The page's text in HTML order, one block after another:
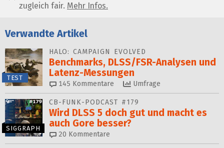
zugleich fair. Mehr Infos.
Verwandte Artikel
TEST
HALO: CAMPAIGN EVOLVED
Benchmarks, DLSS/FSR-Ana­ly­sen und
Latenz-Messungen
145 Kommentare Umfrage
SIGGRAPH
CB-FUNK-PODCAST #179
Wird DLSS 5 doch gut und macht es
auch Gore besser?
20 Kommentare